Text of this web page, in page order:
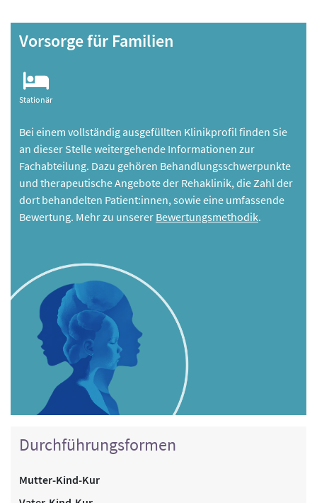
Vorsorge für Familien
Stationär
Bei einem vollständig ausgefüllten Klinikprofil finden Sie
an dieser Stelle weitergehende Informationen zur
Fachabteilung. Dazu gehören Behandlungsschwerpunkte
und therapeutische Angebote der Rehaklinik, die Zahl der
dort behandelten Patient:innen, sowie eine umfassende
Bewertung. Mehr zu unserer Bewertungsmethodik.
Durchführungsformen
Mutter-Kind-Kur